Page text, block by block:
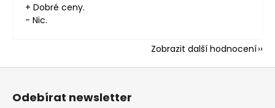
+ Dobré ceny.
- Nic.
Zobrazit další hodnocení
Z
Odebírat newsletter